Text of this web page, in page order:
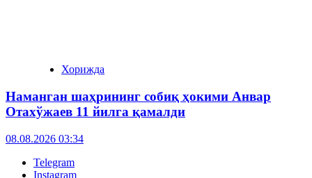
Хорижда
Наманган шаҳрининг собиқ ҳокими Анвар
Отахўжаев 11 йилга қамалди
08.08.2026 03:34
Telegram
Instagram